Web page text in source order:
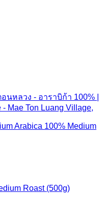
Roast (500g)